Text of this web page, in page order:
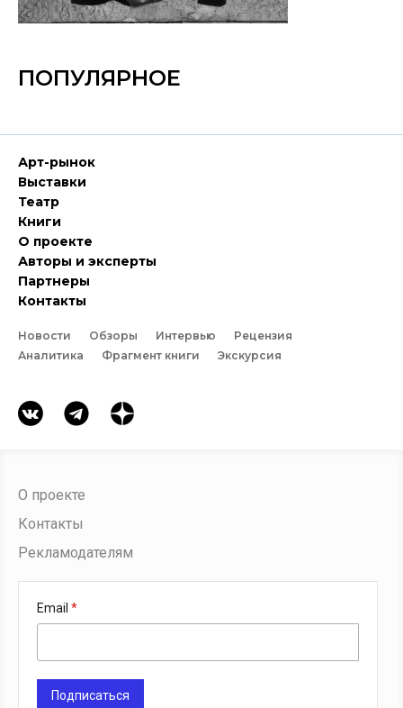
ПОПУЛЯРНОЕ
Арт-рынок
Выставки
Театр
Книги
О проекте
Авторы и эксперты
Партнеры
Контакты
Новости Обзоры Интервью
Рецензия
Аналитика
Фрагмент книги Экскурсия
О проекте
Контакты
Рекламодателям
Email
Подписаться